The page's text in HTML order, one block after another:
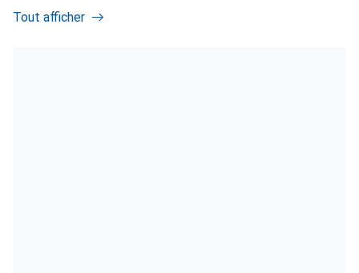
Tout afficher